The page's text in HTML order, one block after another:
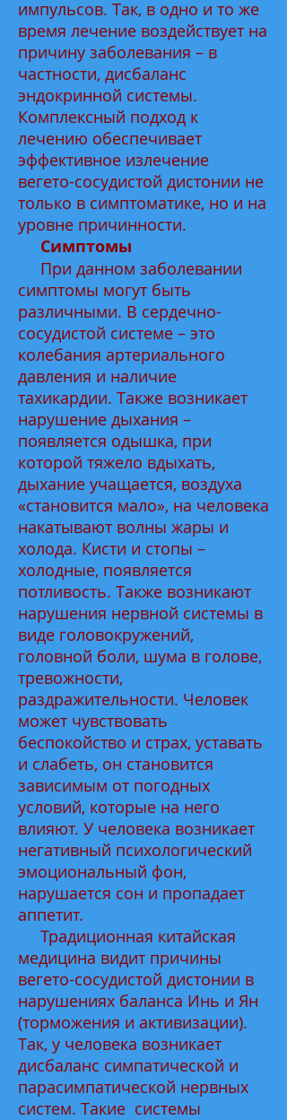
импульсов. Так, в одно и то же
время лечение воздействует на
причину заболевания – в
частности, дисбаланс
эндокринной системы.
Комплексный подход к
лечению обеспечивает
эффективное излечение
вегето-сосудистой дистонии не
только в симптоматике, но и на
уровне причинности.
Симптомы
При данном заболевании
симптомы могут быть
различными. В сердечно-
сосудистой системе – это
колебания артериального
давления и наличие
тахикардии. Также возникает
нарушение дыхания –
появляется одышка, при
которой тяжело вдыхать,
дыхание учащается, воздуха
«становится мало», на человека
накатывают волны жары и
холода. Кисти и стопы –
холодные, появляется
потливость. Также возникают
нарушения нервной системы в
виде головокружений,
головной боли, шума в голове,
тревожности,
раздражительности. Человек
может чувствовать
беспокойство и страх, уставать
и слабеть, он становится
зависимым от погодных
условий, которые на него
влияют. У человека возникает
негативный психологический
эмоциональный фон,
нарушается сон и пропадает
аппетит.
Традиционная китайская
медицина видит причины
вегето-сосудистой дистонии в
нарушениях баланса Инь и Ян
(торможения и активизации).
Так, у человека возникает
дисбаланс симпатической и
парасимпатической нервных
систем. Такие системы